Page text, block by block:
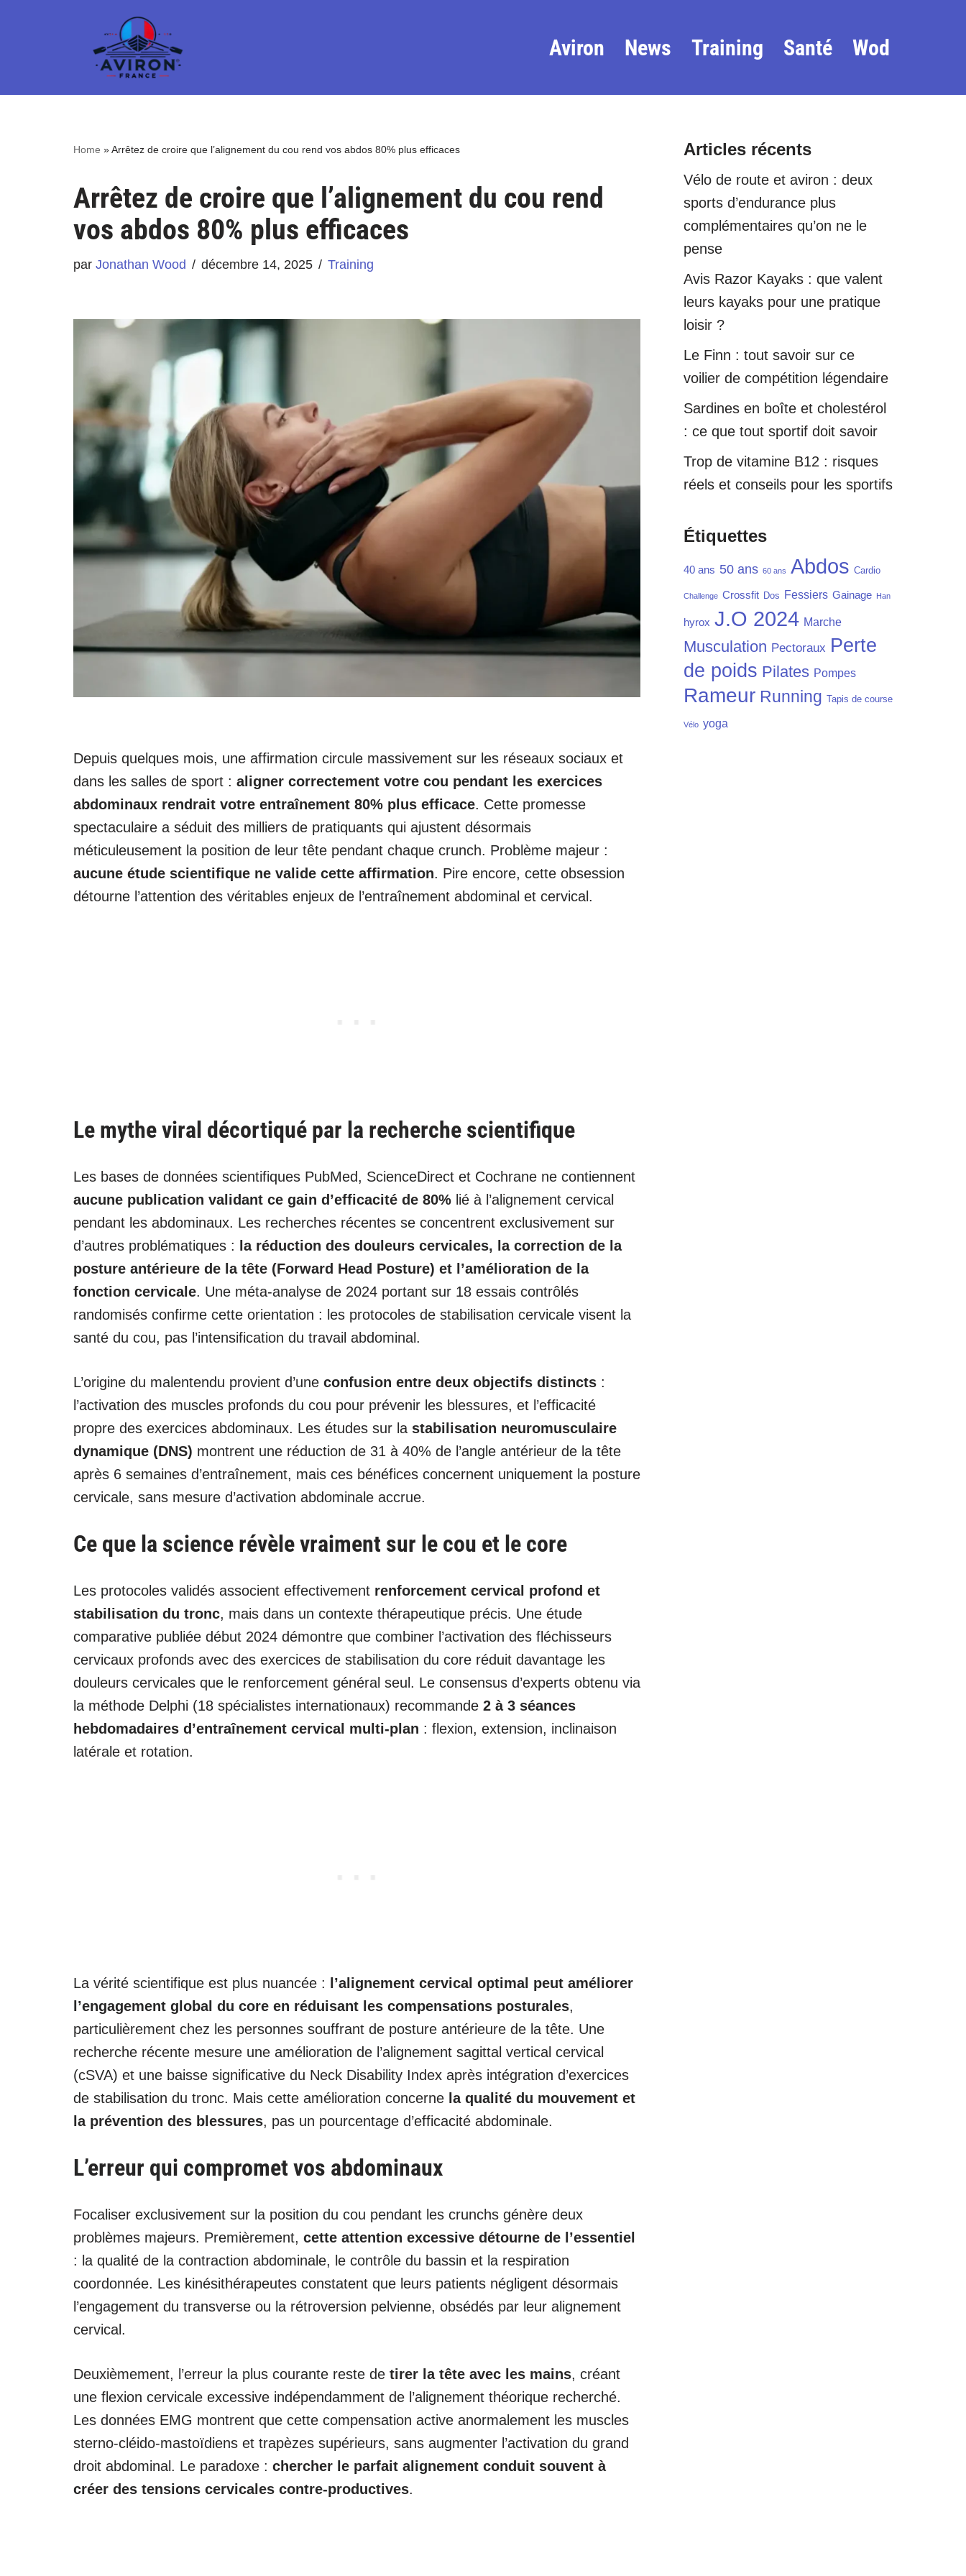
Aviron News Training Santé Wod
Home »Arrêtez de croire que l’alignement du cou rend vos abdos 80% plus efficaces
Arrêtez de croire que l’alignement du cou rend
vos abdos 80% plus efficaces
par Jonathan Wood décembre 14, 2025 Training
Depuis quelques mois, une affirmation circule massivement sur les réseaux sociaux et
dans les salles de sport : aligner correctement votre cou pendant les exercices
abdominaux rendrait votre entraînement 80% plus efficace. Cette promesse
spectaculaire a séduit des milliers de pratiquants qui ajustent désormais
méticuleusement la position de leur tête pendant chaque crunch. Problème majeur :
aucune étude scientifique ne valide cette affirmation. Pire encore, cette obsession
détourne l’attention des véritables enjeux de l’entraînement abdominal et cervical.
Le mythe viral décortiqué par la recherche scientifique
Les bases de données scientifiques PubMed, ScienceDirect et Cochrane ne contiennent
aucune publication validant ce gain d’efficacité de 80% lié à l’alignement cervical
pendant les abdominaux. Les recherches récentes se concentrent exclusivement sur
d’autres problématiques :
la réduction des douleurs cervicales, la correction de la
posture antérieure de la tête (Forward Head Posture) et l’amélioration de la
fonction cervicale. Une méta-analyse de 2024 portant sur 18 essais contrôlés
randomisés confirme cette orientation : les protocoles de stabilisation cervicale visent la
santé du cou, pas l’intensification du travail abdominal.
L’origine du malentendu provient d’une confusion entre deux objectifs distincts :
l’activation des muscles profonds du cou pour prévenir les blessures, et l’efficacité
propre des exercices abdominaux. Les études sur la stabilisation neuromusculaire
dynamique (DNS) montrent une réduction de 31 à 40% de l’angle antérieur de la tête
après 6 semaines d’entraînement, mais ces bénéfices concernent uniquement la posture
cervicale, sans mesure d’activation abdominale accrue.
Ce que la science révèle vraiment sur le cou et le core
Les protocoles validés associent effectivement renforcement cervical profond et
stabilisation du tronc, mais dans un contexte thérapeutique précis. Une étude
comparative publiée début 2024 démontre que combiner l’activation des fléchisseurs
cervicaux profonds avec des exercices de stabilisation du core réduit davantage les
douleurs cervicales que le renforcement général seul. Le consensus d’experts obtenu via
la méthode Delphi (18 spécialistes internationaux) recommande 2 à 3 séances
hebdomadaires d’entraînement cervical multi-plan : flexion, extension, inclinaison
latérale et rotation.
La vérité scientifique est plus nuancée :
l’alignement cervical optimal peut améliorer
l’engagement global du core en réduisant les compensations posturales,
particulièrement chez les personnes souffrant de posture antérieure de la tête. Une
recherche récente mesure une amélioration de l’alignement sagittal vertical cervical
(cSVA) et une baisse significative du Neck Disability Index après intégration d’exercices
de stabilisation du tronc. Mais cette amélioration concerne la qualité du mouvement et
la prévention des blessures, pas un pourcentage d’efficacité abdominale.
L’erreur qui compromet vos abdominaux
Focaliser exclusivement sur la position du cou pendant les crunchs génère deux
problèmes majeurs. Premièrement, cette attention excessive détourne de l’essentiel
: la qualité de la contraction abdominale, le contrôle du bassin et la respiration
coordonnée. Les kinésithérapeutes constatent que leurs patients négligent désormais
l’engagement du transverse ou la rétroversion pelvienne, obsédés par leur alignement
cervical.
Deuxièmement, l’erreur la plus courante reste de tirer la tête avec les mains, créant
une flexion cervicale excessive indépendamment de l’alignement théorique recherché.
Les données EMG montrent que cette compensation active anormalement les muscles
sterno-cléido-mastoïdiens et trapèzes supérieurs, sans augmenter l’activation du grand
droit abdominal. Le paradoxe : chercher le parfait alignement conduit souvent à
créer des tensions cervicales contre-productives.
Articles récents
Vélo de route et aviron : deux
sports d’endurance plus
complémentaires qu’on ne le
pense
Avis Razor Kayaks : que valent
leurs kayaks pour une pratique
loisir ?
Le Finn : tout savoir sur ce
voilier de compétition légendaire
Sardines en boîte et cholestérol
: ce que tout sportif doit savoir
Trop de vitamine B12 : risques
réels et conseils pour les sportifs
Étiquettes
40 ans 50 ans 60 ans Abdos Cardio
Challenge Crossfit Dos Fessiers Gainage Han
hyrox J.O 2024 Marche
Musculation Pectoraux Perte
de poids Pilates Pompes
Rameur Running Tapis de course
Vélo yoga